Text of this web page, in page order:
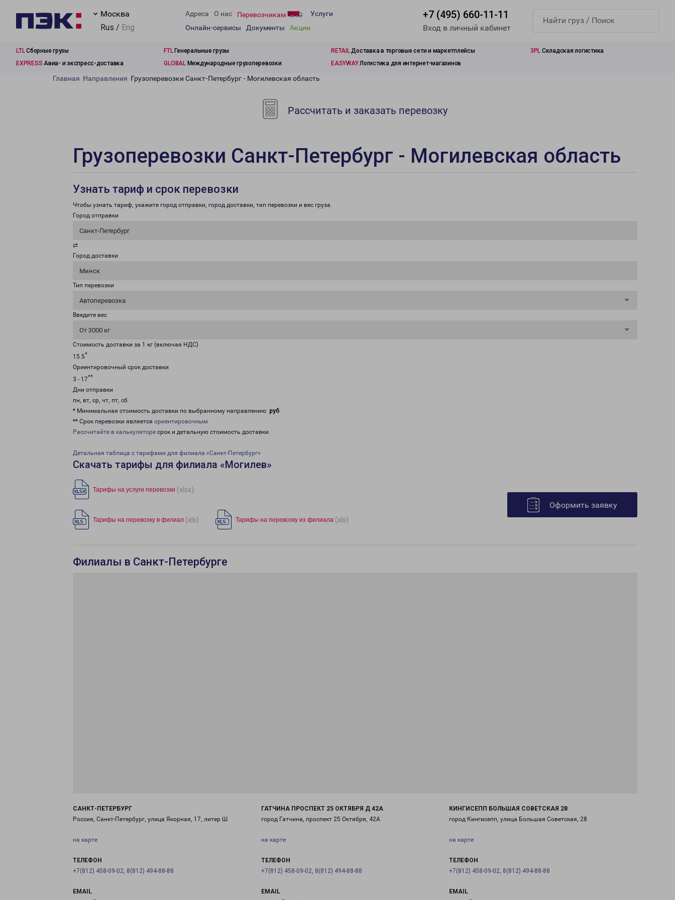
Москва
Rus / Eng
Адреса О нас Перевозчикам
Услуги
Онлайн-сервисы
Документы Акции
+7 (495) 660-11-11
Вход в личный кабинет
LTLСборные грузы FTLГенеральные грузы RETAILДоставка в торговые сети и маркетплейсы 3PL Складская логистика
EXPRESS Авиа- и экспресс-доставка GLOBALМеждународные грузоперевозки EASYWAYЛогистика для интернет-магазинов
Главная Направления Грузоперевозки Санкт-Петербург - Могилевская область
Рассчитать и заказать перевозку
Грузоперевозки Санкт-Петербург - Могилевская область
Узнать тариф и срок перевозки
Чтобы узнать тариф, укажите город отправки, город доставки, тип перевозки и вес груза.
Город отправки
Санкт-Петербург
⇄
Город доставки
Минск
Тип перевозки
Автоперевозка
Введите вес
От 3000 кг
Стоимость доставки за 1 кг (включая НДС)
15.5*
Ориентировочный срок доставки
3 - 17**
Дни отправки
пн, вт, ср, чт, пт, сб
* Минимальная стоимость доставки по выбранному направлению: руб.
** Срок перевозки является ориентировочным
Рассчитайте в калькуляторе срок и детальную стоимость доставки.
Детальная таблица с тарифами для филиала «Санкт-Петербург»
Скачать тарифы для филиала «Могилев»
Тарифы на услуги перевозки (xlsx)
Тарифы на перевозку в филиал (xls) Тарифы на перевозку из филиала (xls)
Оформить заявку
Филиалы в Санкт-Петербурге
САНКТ-ПЕТЕРБУРГ
Россия, Санкт-Петербург, улица Якорная, 17, литер Ш
на карте
ТЕЛЕФОН
+7(812) 458-09-02, 8(812) 494-88-88
EMAIL
ГАТЧИНА ПРОСПЕКТ 25 ОКТЯБРЯ Д 42А
город Гатчина, проспект 25 Октября, 42А
на карте
ТЕЛЕФОН
+7(812) 458-09-02, 8(812) 494-88-88
EMAIL
КИНГИСЕПП БОЛЬШАЯ СОВЕТСКАЯ 28
город Кингисепп, улица Большая Советская, 28
на карте
ТЕЛЕФОН
+7(812) 458-09-02, 8(812) 494-88-88
EMAIL